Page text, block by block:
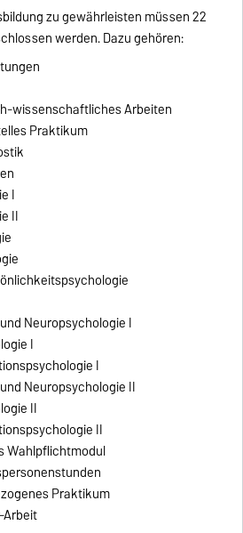
zu gewährleisten müssen 22
werden. Dazu gehören:
wissenschaftliches Arbeiten
Praktikum
I
II
Neuropsychologie I
I
I
Neuropsychologie II
II
II
Wahlpflichtmodul
Praktikum